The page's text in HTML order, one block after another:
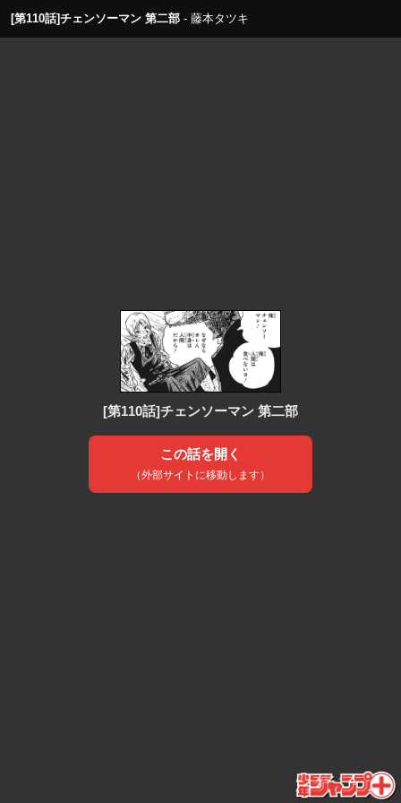
[第110話]チェンソーマン 第二部 藤本タツキ
[第110話]チェンソーマン 第二部
この話を開く
（外部サイトに移動します）